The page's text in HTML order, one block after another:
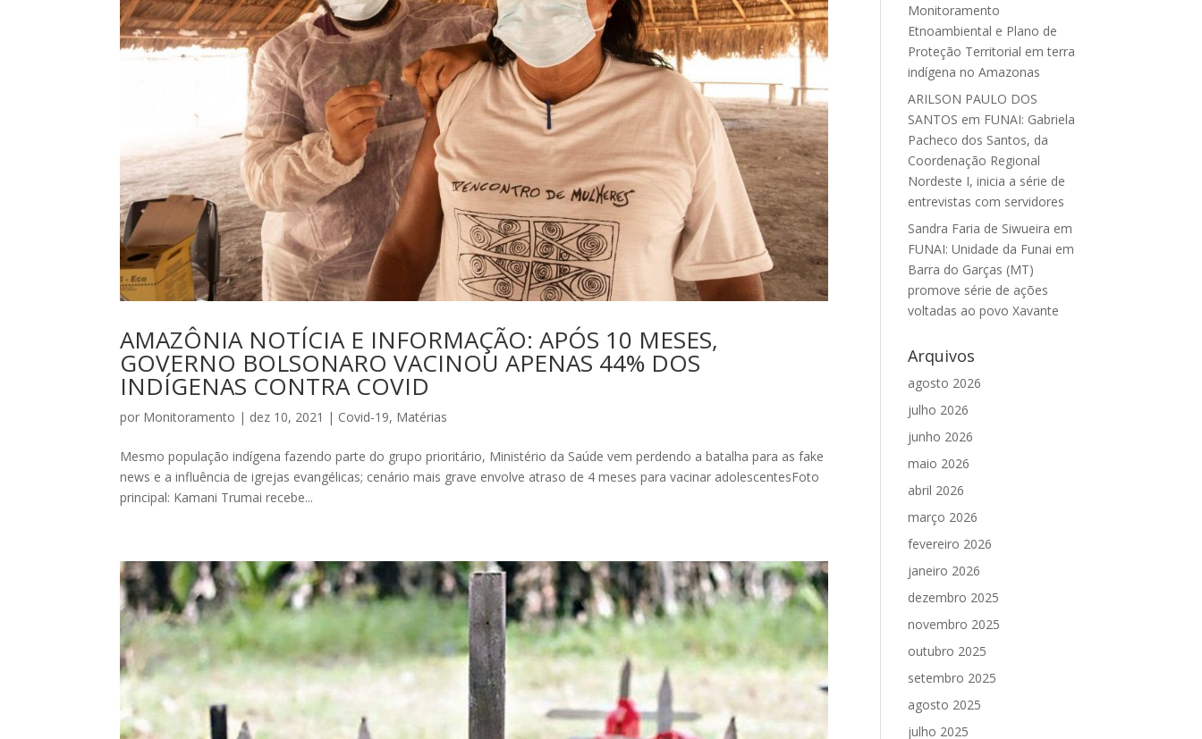
AMAZÔNIA NOTÍCIA E INFORMAÇÃO: APÓS 10 MESES,
GOVERNO BOLSONARO VACINOU APENAS 44% DOS
INDÍGENAS CONTRA COVID
por Monitoramento | dez 10, 2021 | Covid-19, Matérias
Mesmo população indígena fazendo parte do grupo prioritário, Ministério da Saúde vem perdendo a batalha para as fake
news e a influência de igrejas evangélicas; cenário mais grave envolve atraso de 4 meses para vacinar adolescentesFoto
principal: Kamani Trumai recebe...
Monitoramento
Etnoambiental e Plano de
Proteção Territorial em terra
indígena no Amazonas
ARILSON PAULO DOS
SANTOS em FUNAI: Gabriela
Pacheco dos Santos, da
Coordenação Regional
Nordeste I, inicia a série de
entrevistas com servidores
Sandra Faria de Siwueira em
FUNAI: Unidade da Funai em
Barra do Garças (MT)
promove série de ações
voltadas ao povo Xavante
Arquivos
agosto 2026
julho 2026
junho 2026
maio 2026
abril 2026
março 2026
fevereiro 2026
janeiro 2026
dezembro 2025
novembro 2025
outubro 2025
setembro 2025
agosto 2025
julho 2025